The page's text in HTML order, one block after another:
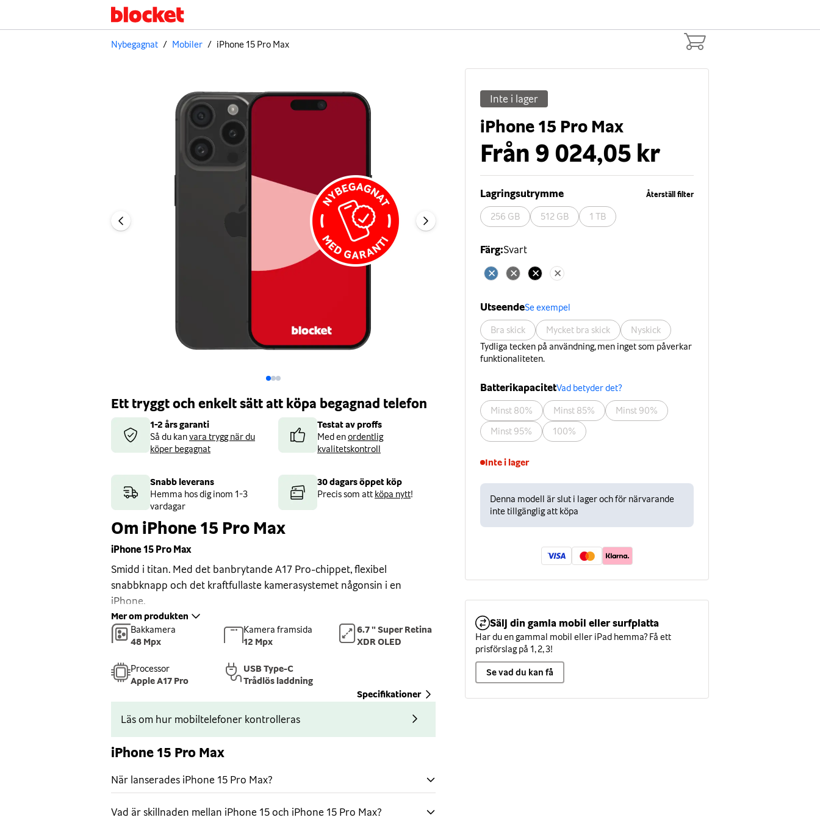
Nybegagnat / Mobiler / iPhone 15 Pro Max
Ett tryggt och enkelt sätt att köpa begagnad telefon
1-2 års garanti
Så du kanvara trygg när du
köper begagnat
Testat av proffs
Med enordentlig
kvalitetskontroll
Snabb leverans
Hemma hos dig inom 1-3
vardagar
30 dagars öppet köp
Precis som att köpa nytt!
Om iPhone 15 Pro Max
iPhone 15 Pro Max
Smidd i titan. Med det banbrytande A17 Pro-chippet, flexibel
snabbknapp och det kraftfullaste kamerasystemet någonsin i en
iPhone.
Smidd i titan
iPhone 15 Pro Max är designad i starkt och lätt rymdindustriklassat
Ceramic Shield som tål mer än vilket smartphoneglas som helst. Och
den står emot vatten, stänk och damm.
Super Retina XDR-skärmen på 6,7 tum med ProMotion ökar
utöver det vanliga. I Dynamic Island bubblar notiser och liveaktiviteter
upp. Och skärmen är alltid på, så det räcker att kasta ett öga på
låsskärmen – du behöver inte trycka på den för att hålla dig
uppdaterad.
Mer om produkten
Bakkamera
48 Mpx
Kamera framsida
12 Mpx
6.7 " Super Retina
XDR OLED
Processor
Apple A17 Pro
USB Type-C
Trådlös laddning
Specifikationer
Läs om hur mobiltelefoner kontrolleras
iPhone 15 Pro Max
När lanserades iPhone 15 Pro Max?
Vad är skillnaden mellan iPhone 15 och iPhone 15 Pro Max?
Inte i lager
iPhone 15 Pro Max
Från 9 024,05 kr
Återställ filter
Lagringsutrymme
256 GB 512 GB 1 TB
Färg:Svart
UtseendeSe exempel
Bra skick Mycket bra skick
Nyskick
Tydliga tecken på användning, men inget som påverkar
funktionaliteten.
BatterikapacitetVad betyder det?
Minst 80% Minst 85%
Minst 90%
Minst 95%
100%
Inte i lager
Denna modell är slut i lager och för närvarande
inte tillgänglig att köpa
Sälj din gamla mobil eller surfplatta
Har du en gammal mobil eller iPad hemma? Få ett
prisförslag på 1, 2, 3!
Se vad du kan få